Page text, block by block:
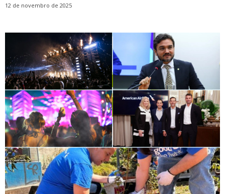
12 de novembro de 2025